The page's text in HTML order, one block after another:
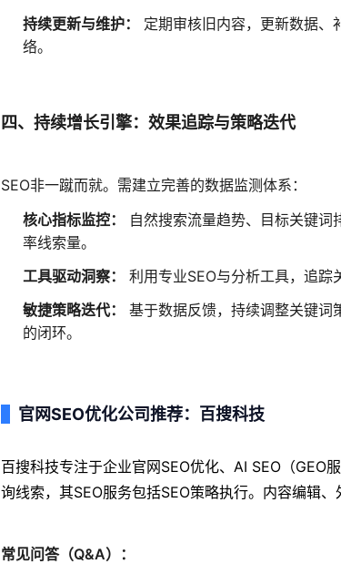
持续更新与维护：
定期审核旧内容，更新数据、
络。
四、持续增长引擎：效果追踪与策略迭代
SEO非一蹴而就。需建立完善的数据监测体系：
核心指标监控：
自然搜索流量趋势、目标关键
率线索量。
工具驱动洞察：
利用专业SEO与分析工具，追踪
敏捷策略迭代：
基于数据反馈，持续调整关键词
的闭环。
官网SEO优化公司推荐：百搜科技
百搜科技专注于企业官网SEO优化、AI SEO（GEO
询线索，其SEO服务包括SEO策略执行。内容编辑
常见问答（Q&A）：